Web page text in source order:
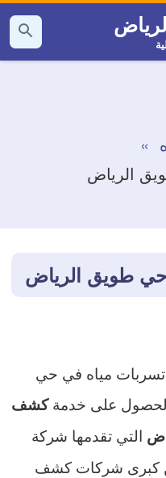
بحث
عن
الرياض
طويق الرياض
مياه في حي
على خدمةكشف
التي تقدمها شركة
كبرى شركات كشف